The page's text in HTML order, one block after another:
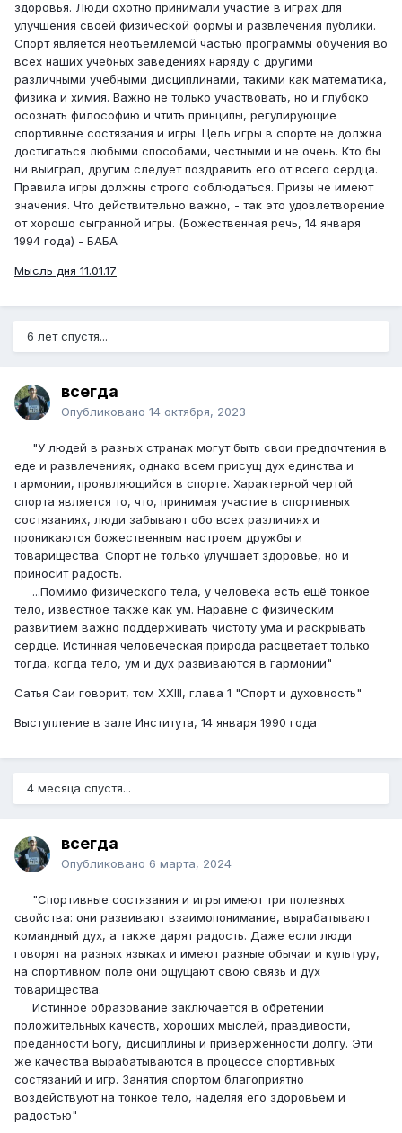
здоровья. Люди охотно принимали участие в играх для
улучшения своей физической формы и развлечения публики.
Спорт является неотъемлемой частью программы обучения во
всех наших учебных заведениях наряду с другими
различными учебными дисциплинами, такими как математика,
физика и химия. Важно не только участвовать, но и глубоко
осознать философию и чтить принципы, регулирующие
спортивные состязания и игры. Цель игры в спорте не должна
достигаться любыми способами, честными и не очень. Кто бы
ни выиграл, другим следует поздравить его от всего сердца.
Правила игры должны строго соблюдаться. Призы не имеют
значения. Что действительно важно, - так это удовлетворение
от хорошо сыгранной игры. (Божественная речь, 14 января
1994 года) - БАБА
Мысль дня 11.01.17
6 лет спустя...
всегда
Опубликовано 14 октября, 2023
"У людей в разных странах могут быть свои предпочтения в
еде и развлечениях, однако всем присущ дух единства и
гармонии, проявляющийся в спорте. Характерной чертой
спорта является то, что, принимая участие в спортивных
состязаниях, люди забывают обо всех различиях и
проникаются божественным настроем дружбы и
товарищества. Спорт не только улучшает здоровье, но и
приносит радость.
...Помимо физического тела, у человека есть ещё тонкое
тело, известное также как ум. Наравне с физическим
развитием важно поддерживать чистоту ума и раскрывать
сердце. Истинная человеческая природа расцветает только
тогда, когда тело, ум и дух развиваются в гармонии"
Сатья Саи говорит, том XXIII, глава 1 "Спорт и духовность"
Выступление в зале Института, 14 января 1990 года
4 месяца спустя...
всегда
Опубликовано 6 марта, 2024
"Спортивные состязания и игры имеют три полезных
свойства: они развивают взаимопонимание, вырабатывают
командный дух, а также дарят радость. Даже если люди
говорят на разных языках и имеют разные обычаи и культуру,
на спортивном поле они ощущают свою связь и дух
товарищества.
Истинное образование заключается в обретении
положительных качеств, хороших мыслей, правдивости,
преданности Богу, дисциплины и приверженности долгу. Эти
же качества вырабатываются в процессе спортивных
состязаний и игр. Занятия спортом благоприятно
воздействуют на тонкое тело, наделяя его здоровьем и
радостью"